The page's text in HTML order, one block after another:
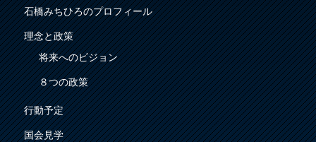
石橋みちひろのプロフィール
理念と政策
将来へのビジョン
８つの政策
行動予定
国会見学